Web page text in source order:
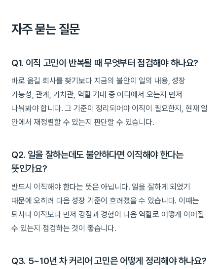
자주 묻는 질문
Q1. 이직 고민이 반복될 때 무엇부터 점검해야 하나요?
바로 옮길 회사를 찾기보다 지금의 불안이 일의 내용, 성장
가능성, 관계, 가치관, 역할 기대 중 어디에서 오는지 먼저
나눠봐야 합니다. 그 기준이 정리되어야 이직이 필요한지, 현재 일
안에서 재정렬할 수 있는지 판단할 수 있습니다.
Q2. 일을 잘하는데도 불안하다면 이직해야 한다는
뜻인가요?
반드시 이직해야 한다는 뜻은 아닙니다. 일을 잘하게 되었기
때문에 오히려 다음 성장 기준이 흐려졌을 수 있습니다. 이때는
퇴사나 이직보다 먼저 강점과 경험이 다음 역할로 어떻게 이어질
수 있는지 점검하는 것이 좋습니다.
Q3. 5~10년 차 커리어 고민은 어떻게 정리해야 하나요?